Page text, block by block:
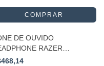
DE OUVIDO
RAZER
V2 BRANCO